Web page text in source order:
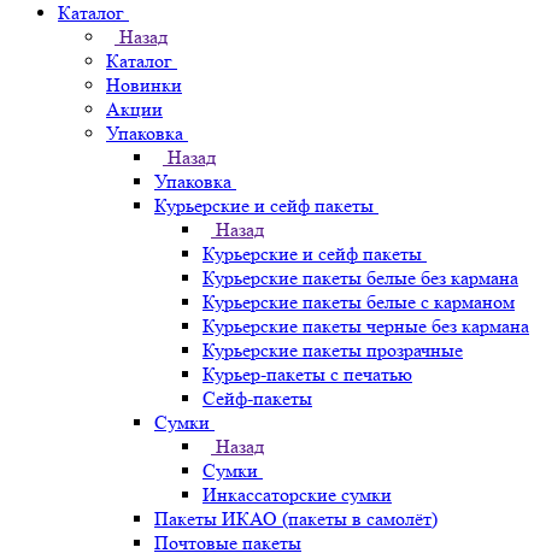
Каталог
Назад
Каталог
Новинки
Акции
Упаковка
Назад
Упаковка
Курьерские и сейф пакеты
Назад
Курьерские и сейф пакеты
Курьерские пакеты белые без кармана
Курьерские пакеты белые с карманом
Курьерские пакеты черные без кармана
Курьерские пакеты прозрачные
Курьер-пакеты с печатью
Сейф-пакеты
Сумки
Назад
Сумки
Инкассаторские сумки
Пакеты ИКАО (пакеты в самолёт)
Почтовые пакеты